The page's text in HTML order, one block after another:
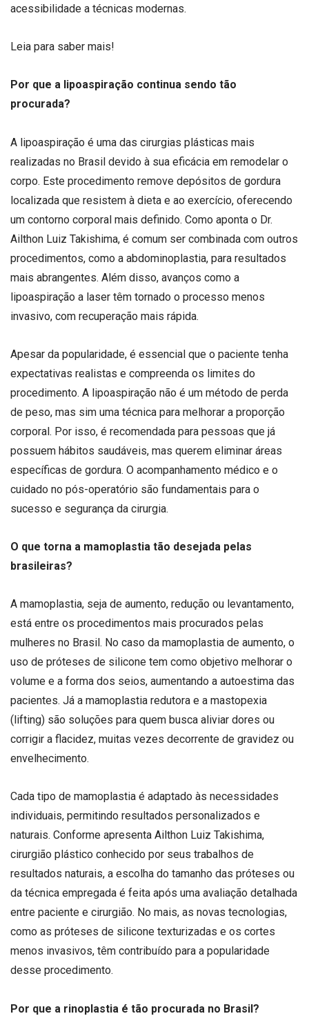
acessibilidade a técnicas modernas.
Leia para saber mais!
Por que a lipoaspiração continua sendo tão
procurada?
A lipoaspiração é uma das cirurgias plásticas mais
realizadas no Brasil devido à sua eficácia em remodelar o
corpo. Este procedimento remove depósitos de gordura
localizada que resistem à dieta e ao exercício, oferecendo
um contorno corporal mais definido. Como aponta o Dr.
Ailthon Luiz Takishima, é comum ser combinada com outros
procedimentos, como a abdominoplastia, para resultados
mais abrangentes. Além disso, avanços como a
lipoaspiração a laser têm tornado o processo menos
invasivo, com recuperação mais rápida.
Apesar da popularidade, é essencial que o paciente tenha
expectativas realistas e compreenda os limites do
procedimento. A lipoaspiração não é um método de perda
de peso, mas sim uma técnica para melhorar a proporção
corporal. Por isso, é recomendada para pessoas que já
possuem hábitos saudáveis, mas querem eliminar áreas
específicas de gordura. O acompanhamento médico e o
cuidado no pós-operatório são fundamentais para o
sucesso e segurança da cirurgia.
O que torna a mamoplastia tão desejada pelas
brasileiras?
A mamoplastia, seja de aumento, redução ou levantamento,
está entre os procedimentos mais procurados pelas
mulheres no Brasil. No caso da mamoplastia de aumento, o
uso de próteses de silicone tem como objetivo melhorar o
volume e a forma dos seios, aumentando a autoestima das
pacientes. Já a mamoplastia redutora e a mastopexia
(lifting) são soluções para quem busca aliviar dores ou
corrigir a flacidez, muitas vezes decorrente de gravidez ou
envelhecimento.
Cada tipo de mamoplastia é adaptado às necessidades
individuais, permitindo resultados personalizados e
naturais. Conforme apresenta Ailthon Luiz Takishima,
cirurgião plástico conhecido por seus trabalhos de
resultados naturais, a escolha do tamanho das próteses ou
da técnica empregada é feita após uma avaliação detalhada
entre paciente e cirurgião. No mais, as novas tecnologias,
como as próteses de silicone texturizadas e os cortes
menos invasivos, têm contribuído para a popularidade
desse procedimento.
Por que a rinoplastia é tão procurada no Brasil?